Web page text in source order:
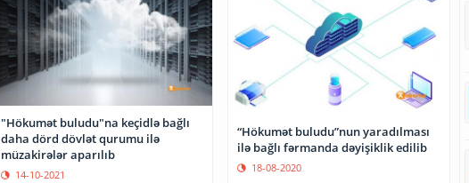
"Hökumət buludu"na keçidlə bağlı
daha dörd dövlət qurumu ilə
müzakirələr aparılıb
14-10-2021
“Hökumət buludu”nun yaradılması
ilə bağlı fərmanda dəyişiklik edilib
18-08-2020